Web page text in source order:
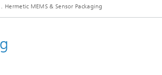
Hermetic MEMS & Sensor Packaging